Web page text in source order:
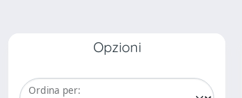
Opzioni
Ordina per: